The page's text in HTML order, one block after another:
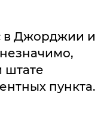
в Джорджии и
штате
пункта.